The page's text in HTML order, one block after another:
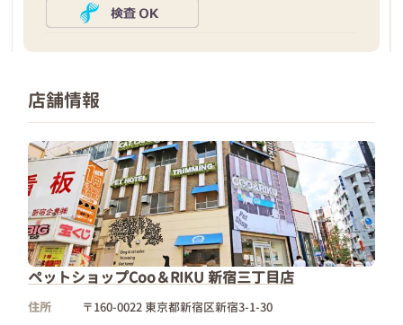
店舗情報
ペットショップCoo＆RIKU 新宿三丁目店
住所
〒160-0022 東京都新宿区新宿3-1-30